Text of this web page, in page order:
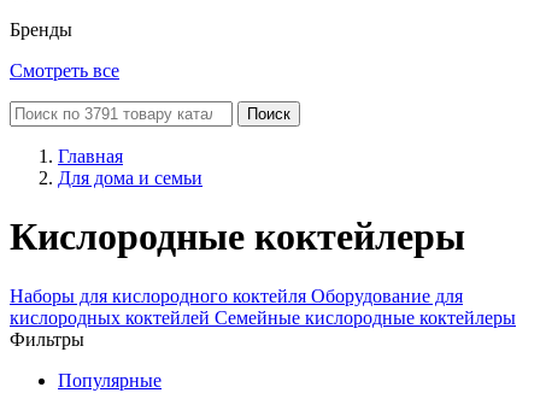
Бренды
Смотреть все
Поиск
Главная
Для дома и семьи
Кислородные коктейлеры
Наборы для кислородного коктейля Оборудование для
кислородных коктейлей Cемейные кислородные коктейлеры
Фильтры
Популярные